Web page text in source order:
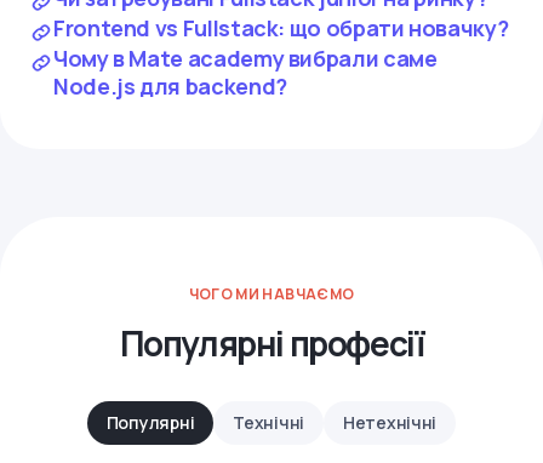
Frontend vs Fullstack: що обрати новачку?
Чому в Mate academy вибрали саме
Node.js для backend?
ЧОГО МИ НАВЧАЄМО
Популярні професії
Популярні Технічні Нетехнічні